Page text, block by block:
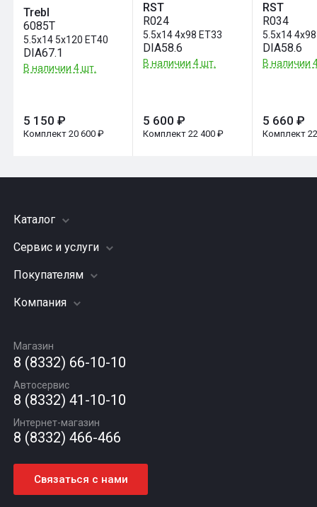
Trebl
6085T
5.5x14 5x120 ET40
DIA67.1
В наличии 4 шт.
5 150 ₽
Комплект 20 600 ₽
RST
R024
5.5x14 4x98 ET33
DIA58.6
В наличии 4 шт.
5 600 ₽
Комплект 22 400 ₽
RST
R034
5.5x14
DIA58.6
В наличии
5 660 ₽
Комплект
Каталог
Шины
Грузовые шины
Диски
Автомасла
Сервис и услуги
Заправка кондиционера
Подвеска (ходовая часть)
Шиномонтаж
Покупателям
Акции
Гарантии и возврат
Компания
Вакансии
Новости
Статьи
Контакты
Магазин
8 (8332) 66-10-10
Автосервис
8 (8332) 41-10-10
Интернет-магазин
8 (8332) 466-466
Связаться с нами